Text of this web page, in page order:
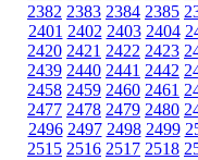
2382 2383 2384 2385
2401 2402 2403 2404
2420 2421 2422 2423
2439 2440 2441 2442
2458 2459 2460 2461
2477 2478 2479 2480
2496 2497 2498 2499
2515 2516 2517 2518